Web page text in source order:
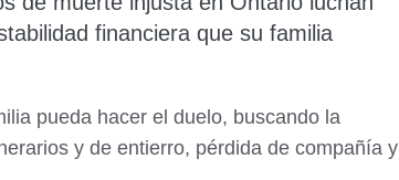
financiera que su familia
pueda hacer el duelo, buscando la
y de entierro, pérdida de compañía y